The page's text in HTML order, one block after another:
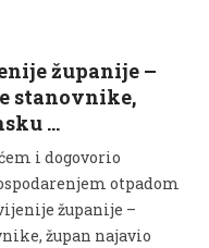
županije –
stanovnike,
…
i dogovorio
otpadom
županije –
župan najavio